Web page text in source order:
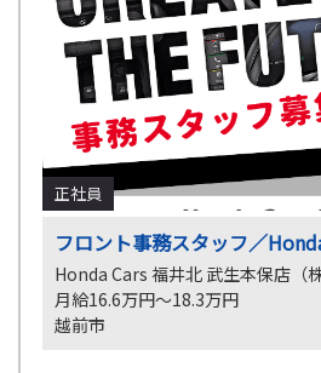
正社員
フロント事務スタッフ／
Honda Cars 福井北 武生本保店
月給16.6万円～18.3万円
越前市